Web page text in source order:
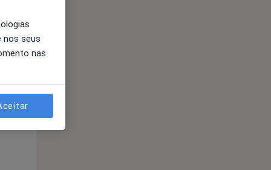
Qua
12 Ago
nos seus
nas